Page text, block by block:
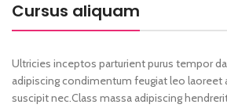
Cursus aliquam
Ultricies inceptos parturient purus tempor
adipiscing condimentum feugiat leo laoreet
suscipit nec.Class massa adipiscing